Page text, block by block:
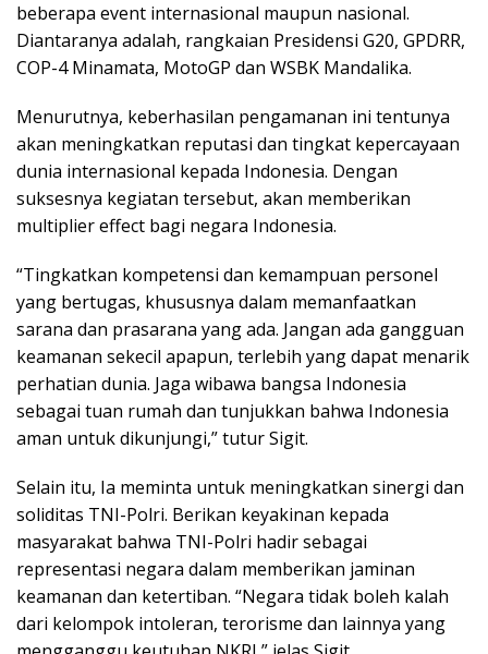
beberapa event internasional maupun nasional.
Diantaranya adalah, rangkaian Presidensi G20, GPDRR,
COP-4 Minamata, MotoGP dan WSBK Mandalika.
Menurutnya, keberhasilan pengamanan ini tentunya
akan meningkatkan reputasi dan tingkat kepercayaan
dunia internasional kepada Indonesia. Dengan
suksesnya kegiatan tersebut, akan memberikan
multiplier effect bagi negara Indonesia.
“Tingkatkan kompetensi dan kemampuan personel
yang bertugas, khususnya dalam memanfaatkan
sarana dan prasarana yang ada. Jangan ada gangguan
keamanan sekecil apapun, terlebih yang dapat menarik
perhatian dunia. Jaga wibawa bangsa Indonesia
sebagai tuan rumah dan tunjukkan bahwa Indonesia
aman untuk dikunjungi,” tutur Sigit.
Selain itu, Ia meminta untuk meningkatkan sinergi dan
soliditas TNI-Polri. Berikan keyakinan kepada
masyarakat bahwa TNI-Polri hadir sebagai
representasi negara dalam memberikan jaminan
keamanan dan ketertiban. “Negara tidak boleh kalah
dari kelompok intoleran, terorisme dan lainnya yang